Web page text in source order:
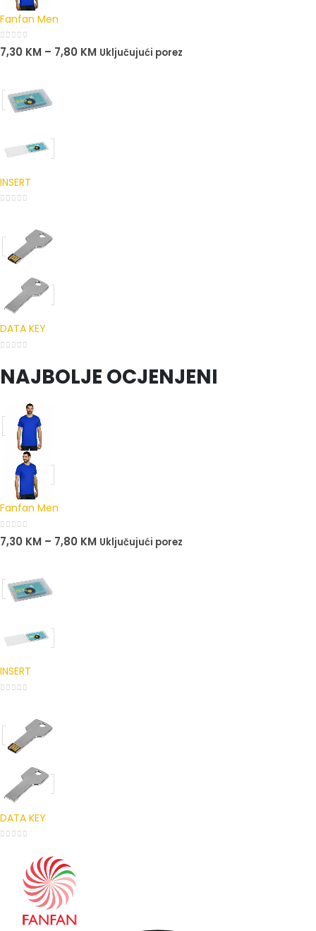
Fanfan Men
0out of 5
7,30 KM – 7,80 KM Uključujući porez
INSERT
DATA KEY
NAJBOLJE OCJENJENI
Fanfan Men
0out of 5
7,30 KM – 7,80 KM Uključujući porez
INSERT
DATA KEY